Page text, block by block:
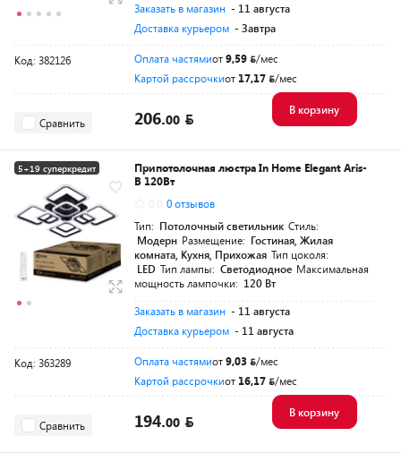
Заказать в магазин - 11 августа
Доставка курьером - Завтра
Код: 382126 Оплата частямиот9,59
/мес
Картой рассрочкиот 17,17 /мес
Сравнить 206.00
В корзину
5+19 суперкредит
Разумная цена
Припотолочная люстра In Home Elegant Aris-
B 120Вт
0 отзывов
Тип: Потолочный светильник Стиль:
Модерн Размещение: Гостиная, Жилая
комната, Кухня, Прихожая Тип цоколя:
LED Тип лампы: Светодиодное Максимальная
мощность лампочки: 120 Вт
Заказать в магазин - 11 августа
Доставка курьером - 11 августа
Код: 363289 Оплата частямиот9,03
/мес
Картой рассрочкиот 16,17 /мес
Сравнить 194.00
В корзину